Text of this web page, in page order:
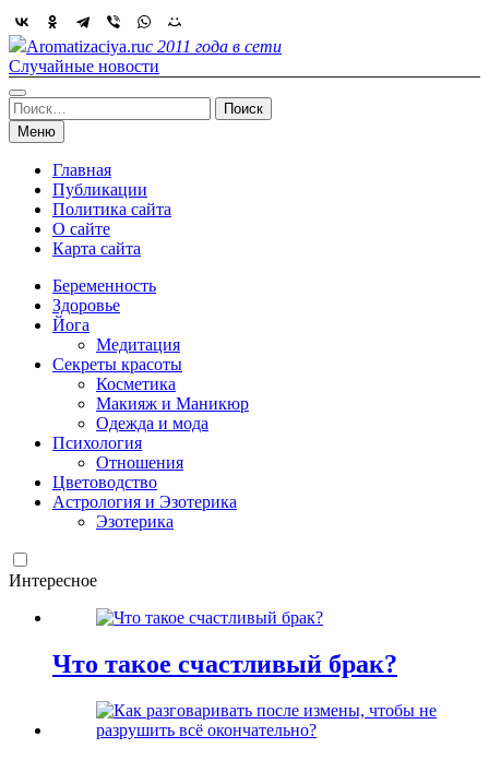
Skip
to
content
Aromatizaciya.ruс 2011 года в сети
Случайные новости
Найти:
Меню
Главная
Публикации
Политика сайта
О сайте
Карта сайта
Беременность
Здоровье
Йога
Медитация
Секреты красоты
Косметика
Макияж и Маникюр
Одежда и мода
Психология
Отношения
Цветоводство
Астрология и Эзотерика
Эзотерика
Интересное
Что такое счастливый брак?